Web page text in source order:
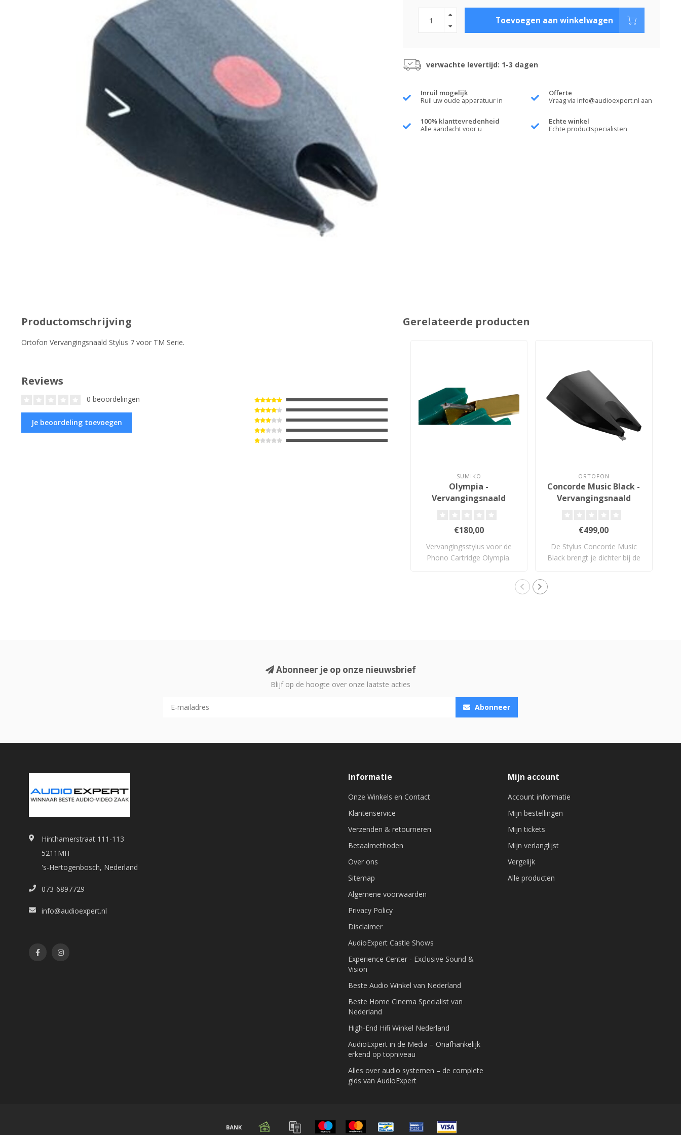
Toevoegen aan winkelwagen
verwachte levertijd: 1-3 dagen
Inruil mogelijk
Ruil uw oude apparatuur in
Offerte
Vraag via info@audioexpert.nl aan
100% klanttevredenheid
Alle aandacht voor u
Echte winkel
Echte productspecialisten
Productomschrijving
Ortofon Vervangingsnaald Stylus 7 voor TM Serie.
Reviews
0 beoordelingen
Je beoordeling toevoegen
Gerelateerde producten
SUMIKO
Olympia -
Vervangingsnaald
€180,00
Vervangingsstylus voor de
Phono Cartridge Olympia.
ORTOFON
Concorde Music Black -
Vervangingsnaald
€499,00
De Stylus Concorde Music
Black brengt je dichter bij de
Abonneer je op onze nieuwsbrief
Blijf op de hoogte over onze laatste acties
Abonneer
Hinthamerstraat 111-113
5211MH
's-Hertogenbosch, Nederland
073-6897729
info@audioexpert.nl
Informatie
Onze Winkels en Contact
Klantenservice
Verzenden & retourneren
Betaalmethoden
Over ons
Sitemap
Algemene voorwaarden
Privacy Policy
Disclaimer
AudioExpert Castle Shows
Experience Center - Exclusive Sound &
Vision
Beste Audio Winkel van Nederland
Beste Home Cinema Specialist van
Nederland
High-End Hifi Winkel Nederland
AudioExpert in de Media – Onafhankelijk
erkend op topniveau
Alles over audio systemen – de complete
gids van AudioExpert
Mijn account
Account informatie
Mijn bestellingen
Mijn tickets
Mijn verlanglijst
Vergelijk
Alle producten